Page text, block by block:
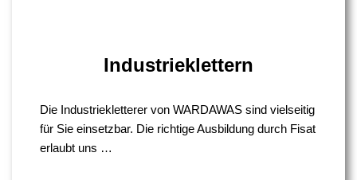
Industrieklettern
Die Industriekletterer von WARDAWAS sind vielseitig
für Sie einsetzbar. Die richtige Ausbildung durch Fisat
erlaubt uns …